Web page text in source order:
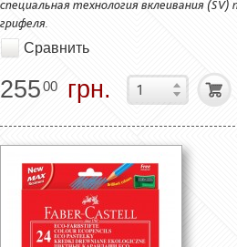
специальная технология вклеивания
грифеля.
Сравнить
25500 грн.